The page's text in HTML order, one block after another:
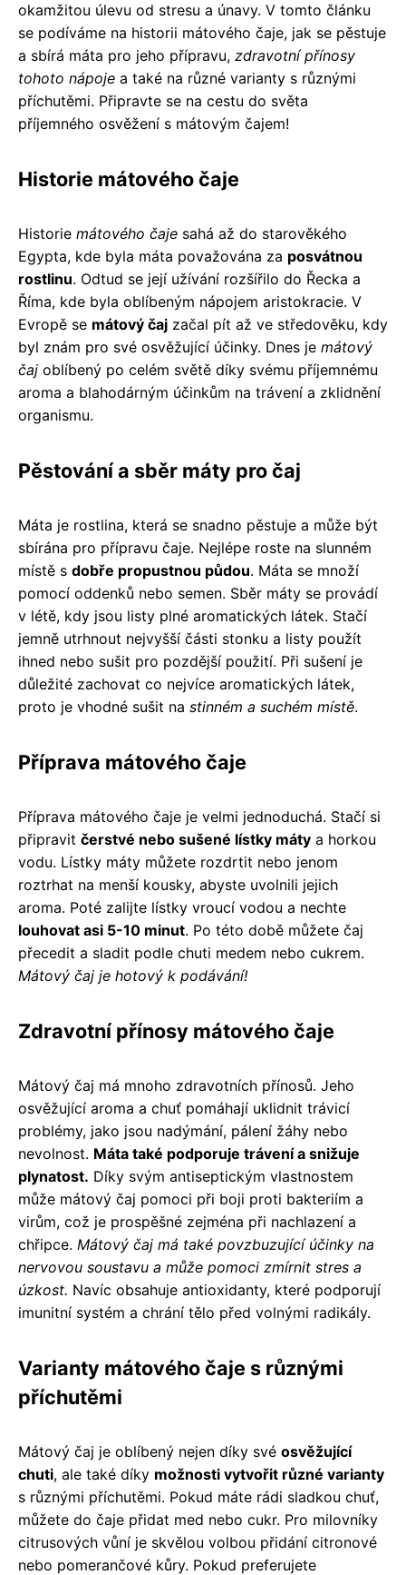
okamžitou úlevu od stresu a únavy. V tomto článku
se podíváme na historii mátového čaje, jak se pěstuje
a sbírá máta pro jeho přípravu, zdravotní přínosy
tohoto nápoje a také na různé varianty s různými
příchutěmi. Připravte se na cestu do světa
příjemného osvěžení s mátovým čajem!
Historie mátového čaje
Historie mátového čaje sahá až do starověkého
Egypta, kde byla máta považována za posvátnou
rostlinu. Odtud se její užívání rozšířilo do Řecka a
Říma, kde byla oblíbeným nápojem aristokracie. V
Evropě se mátový čaj začal pít až ve středověku, kdy
byl znám pro své osvěžující účinky. Dnes je mátový
čaj oblíbený po celém světě díky svému příjemnému
aroma a blahodárným účinkům na trávení a zklidnění
organismu.
Pěstování a sběr máty pro čaj
Máta je rostlina, která se snadno pěstuje a může být
sbírána pro přípravu čaje. Nejlépe roste na slunném
místě s dobře propustnou půdou. Máta se množí
pomocí oddenků nebo semen. Sběr máty se provádí
v létě, kdy jsou listy plné aromatických látek. Stačí
jemně utrhnout nejvyšší části stonku a listy použít
ihned nebo sušit pro pozdější použití. Při sušení je
důležité zachovat co nejvíce aromatických látek,
proto je vhodné sušit na stinném a suchém místě.
Příprava mátového čaje
Příprava mátového čaje je velmi jednoduchá. Stačí si
připravit čerstvé nebo sušené lístky máty a horkou
vodu. Lístky máty můžete rozdrtit nebo jenom
roztrhat na menší kousky, abyste uvolnili jejich
aroma. Poté zalijte lístky vroucí vodou a nechte
louhovat asi 5-10 minut. Po této době můžete čaj
přecedit a sladit podle chuti medem nebo cukrem.
Mátový čaj je hotový k podávání!
Zdravotní přínosy mátového čaje
Mátový čaj má mnoho zdravotních přínosů. Jeho
osvěžující aroma a chuť pomáhají uklidnit trávicí
problémy, jako jsou nadýmání, pálení žáhy nebo
nevolnost. Máta také podporuje trávení a snižuje
plynatost. Díky svým antiseptickým vlastnostem
může mátový čaj pomoci při boji proti bakteriím a
virům, což je prospěšné zejména při nachlazení a
chřipce. Mátový čaj má také povzbuzující účinky na
nervovou soustavu a může pomoci zmírnit stres a
úzkost. Navíc obsahuje antioxidanty, které podporují
imunitní systém a chrání tělo před volnými radikály.
Varianty mátového čaje s různými
příchutěmi
Mátový čaj je oblíbený nejen díky své osvěžující
chuti, ale také díky možnosti vytvořit různé varianty
s různými příchutěmi. Pokud máte rádi sladkou chuť,
můžete do čaje přidat med nebo cukr. Pro milovníky
citrusových vůní je skvělou volbou přidání citronové
nebo pomerančové kůry. Pokud preferujete